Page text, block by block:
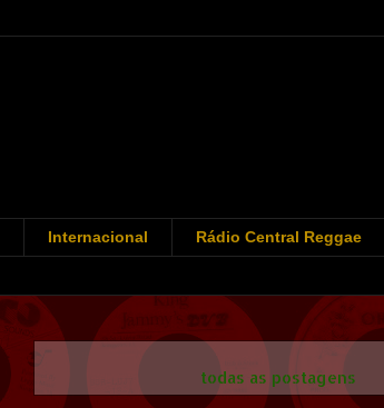
Internacional Rádio Central Reggae
Mostrando postagens com marcador
todas as postagens